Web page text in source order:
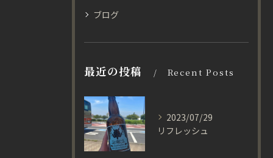
ブログ
最近の投稿 Recent Posts
2023/07/29
リフレッシュ